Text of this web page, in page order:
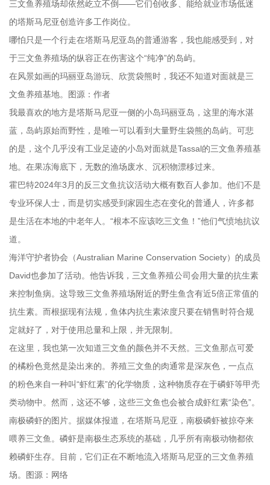
三文鱼养殖场却依然屹立不倒——它们创收多、能给就业市场低迷
的塔斯马尼亚创造许多工作岗位。
哪怕只是一个行走在塔斯马尼亚岛的普通游客，我也能感受到，对
于三文鱼养殖场的纵容正在伤害这个“纯净”的岛屿。
在风景如画的玛丽亚岛游玩、欣赏袋熊时，我还不知道对面就是三
文鱼养殖基地。图源：作者
我最喜欢的地方是塔斯马尼亚一侧的小岛玛丽亚岛，这里的海水湛
蓝，岛屿原始而野性，是唯一可以看到大量野生袋熊的岛屿。可悲
的是，这个几乎没有工业足迹的小岛对面就是Tassal的三文鱼养殖基
地。在果冻海底下，无数的渔场废水、沉积物漂移过来。
霍巴特2024年3月的反三文鱼抗议活动大概有数百人参加。他们不是
专业环保人士，而是切实感受到家园生态在变化的普通人，许多都
是生活在本地的中老年人。“根本不应该吃三文鱼！”他们气愤地抗议
道。
海洋守护者协会（Australian Marine Conservation Society）的成员
David也参加了活动。他告诉我，三文鱼养殖公司会用大量的抗生素
来控制鱼病。这导致三文鱼养殖场附近的野生鱼含有近5倍正常值的
抗生素。而根据现有法规，鱼体内抗生素浓度只要在销售时符合规
定就好了，对于使用总量和上限，并无限制。
在这里，我也第一次知道三文鱼的颜色并不天然。三文鱼那点可爱
的橘粉色竟然是染出来的。养殖三文鱼的肉通常是深灰色，一点点
的粉色来自一种叫“虾红素”的化学物质，这种物质存在于磷虾等甲壳
类动物中。然而，这还不够，这些三文鱼也会被合成虾红素“染色”。
南极磷虾的图片。据媒体报道，在塔斯马尼亚，南极磷虾被掠夺来
喂养三文鱼。磷虾是南极生态系统的基础，几乎所有南极动物都依
赖磷虾生存。目前，它们正在不断地流入塔斯马尼亚的三文鱼养殖
场。图源：网络